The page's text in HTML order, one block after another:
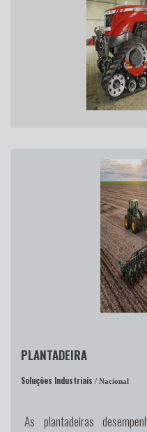
PLANTADEIRA
Soluções Industriais / Nacional
As plantadeiras